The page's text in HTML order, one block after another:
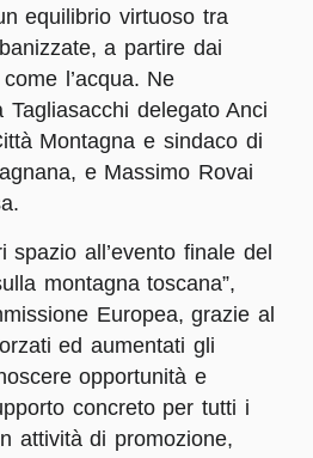
equilibrio virtuoso tra
a partire dai
l’acqua. Ne
Tagliasacchi delegato Anci
Montagna e sindaco di
e Massimo Rovai
spazio all’evento finale del
montagna toscana”,
Europea, grazie al
ed aumentati gli
opportunità e
concreto per tutti i
attività di promozione,